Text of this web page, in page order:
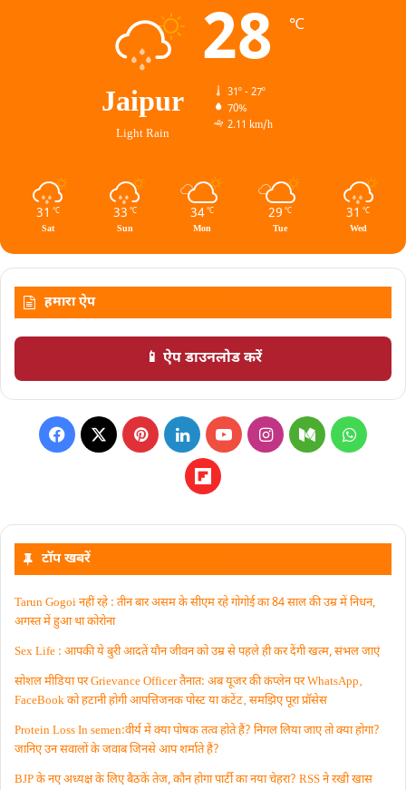
Jaipur
Light Rain
28 ℃
31º - 27º
70%
2.11 km/h
31 ℃
Sat
33 ℃
Sun
34 ℃
Mon
29 ℃
Tue
31 ℃
Wed
हमारा ऐप
📱 ऐप डाउनलोड करें
टॉप खबरें
Tarun Gogoi नहीं रहे : तीन बार असम के सीएम रहे गोगोई का 84 साल की उम्र में निधन,
अगस्त में हुआ था कोरोना
Sex Life : आपकी ये बुरी आदतें याैन जीवन को उम्र से पहले ही कर देंगी खत्म, संभल जाएं
सोशल मीडिया पर Grievance Officer तैनात: अब यूजर की कंप्लेन पर WhatsApp‚
FaceBook को हटानी होगी आपत्तिजनक पोस्ट या कंटेंट‚ समझिए पूरा प्रॉसेस
Protein Loss In semen:वीर्य में क्या पोषक तत्व होते हैं? निगल लिया जाए तो क्या होगा?
जानिए उन सवालों के जवाब जिनसे आप शर्माते हैं?
BJP के नए अध्यक्ष के लिए बैठकें तेज, कौन होगा पार्टी का नया चेहरा? RSS ने रखी खास